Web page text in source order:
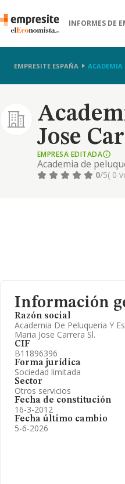
INFORMES DE
EMPRESITE ESPAÑA ACADEMIA
Jose
EMPRESA EDITADA
Academia de
porcelana y gel.
0/5( 0
Información
Razón social
Academia De Peluqueria Y
Maria Jose Carrera Sl.
CIF
B11896396
Forma jurídica
Sociedad limitada
Sector
Otros servicios
Fecha de constitución
16-3-2012
Fecha último cambio
5-6-2026